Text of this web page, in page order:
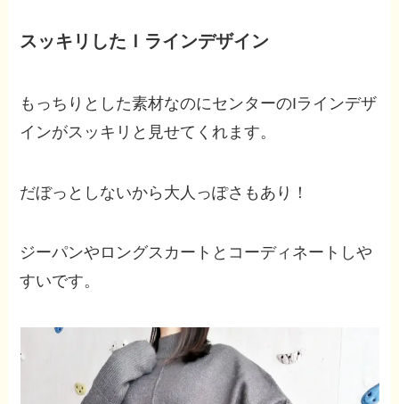
スッキリしたＩラインデザイン
もっちりとした素材なのにセンターのIラインデザ
インがスッキリと見せてくれます。
だぼっとしないから大人っぽさもあり！
ジーパンやロングスカートとコーディネートしや
すいです。